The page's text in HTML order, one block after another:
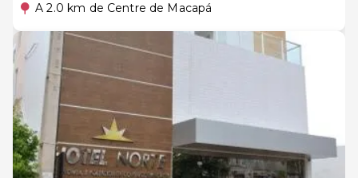
A 2.0 km de Centre de Macapá